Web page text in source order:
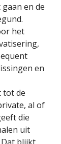
en de
het
en
tot de
al of
die
uit